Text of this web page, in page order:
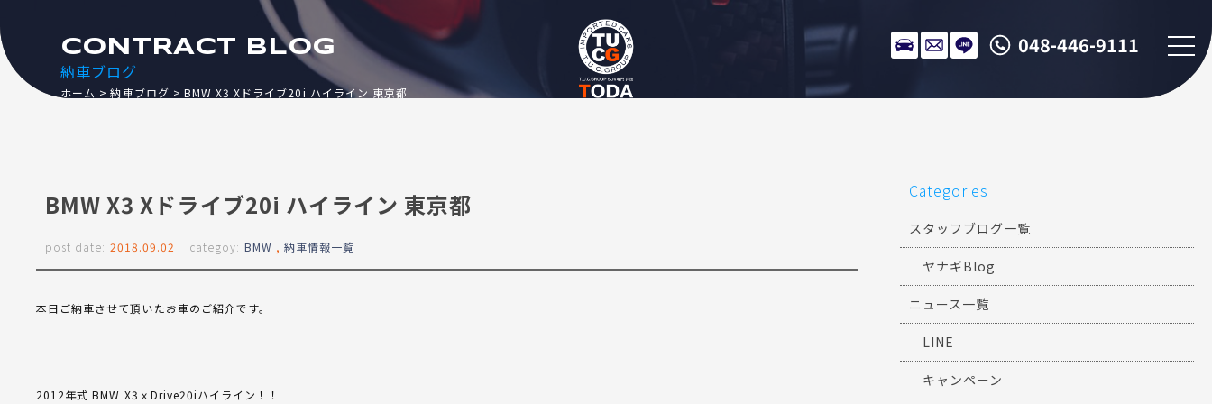
048-446-9111
納車ブログ
CONTRACT BLOG
ホーム 納車ブログ BMW X3 Xドライブ20i ハイライン 東京都
BMW X3 Xドライブ20i ハイライン 東京都
post date: 2018.09.02 categoy: BMW , 納車情報一覧
本日ご納車させて頂いたお車のご紹介です。
2012年式 BMW X3ｘDrive20iハイライン！！
Categories
スタッフブログ一覧
ヤナギBlog
ニュース一覧
LINE
キャンペーン